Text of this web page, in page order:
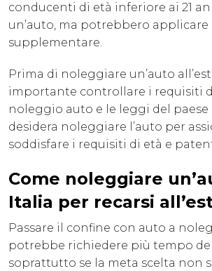
conducenti di età inferiore ai 21
un’auto, ma potrebbero applicare
supplementare.
Prima di noleggiare un’auto
importante controllare i requisiti
noleggio auto e le leggi del paese
desidera noleggiare l’auto per
soddisfare i requisiti di età e
Come noleggiare
Italia per recarsi
Passare il confine con auto a
potrebbe richiedere più tempo
soprattutto se la meta scelta non